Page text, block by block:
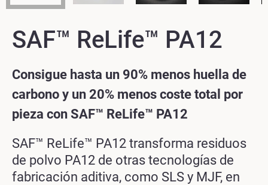
SAF™ ReLife™ PA12
Consigue hasta un 90% menos huella de
carbono y un 20% menos coste total por
pieza con SAF™ ReLife™ PA12
SAF™ ReLife™ PA12 transforma residuos
de polvo PA12 de otras tecnologías de
fabricación aditiva, como SLS y MJF, en